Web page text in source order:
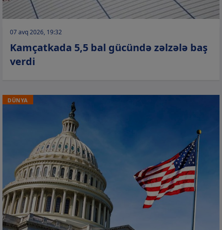
07 avq 2026, 19:32
Kamçatkada 5,5 bal gücündə zəlzələ baş
verdi
DÜNYA